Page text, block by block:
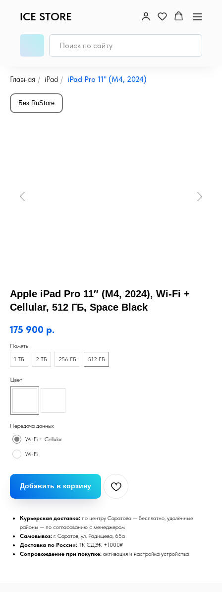
ICE STORE
Главная / iPad / iPad Pro 11" (M4, 2024)
Без RuStore
Apple iPad Pro 11″ (M4, 2024), Wi-Fi +
Cellular, 512 ГБ, Space Black
175 900 р.
Память
1 ТБ
2 ТБ 256 ГБ 512 ГБ
Цвет
Передача данных
Wi-Fi + Cellular
Wi-Fi
Добавить в корзину
Курьерская доставка: по центру Саратова — бесплатно, удалённые
районы — по согласованию с менеджером
Самовывоз: г. Саратов, ул. Радищева, 65а
Доставка по России: ТК СДЭК +1000₽
Сопровождение при покупке: активация и настройка устройства